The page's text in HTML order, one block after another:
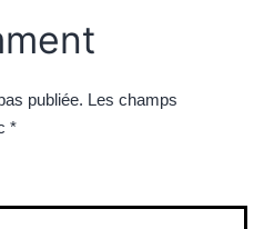
publiée. Les champs
*